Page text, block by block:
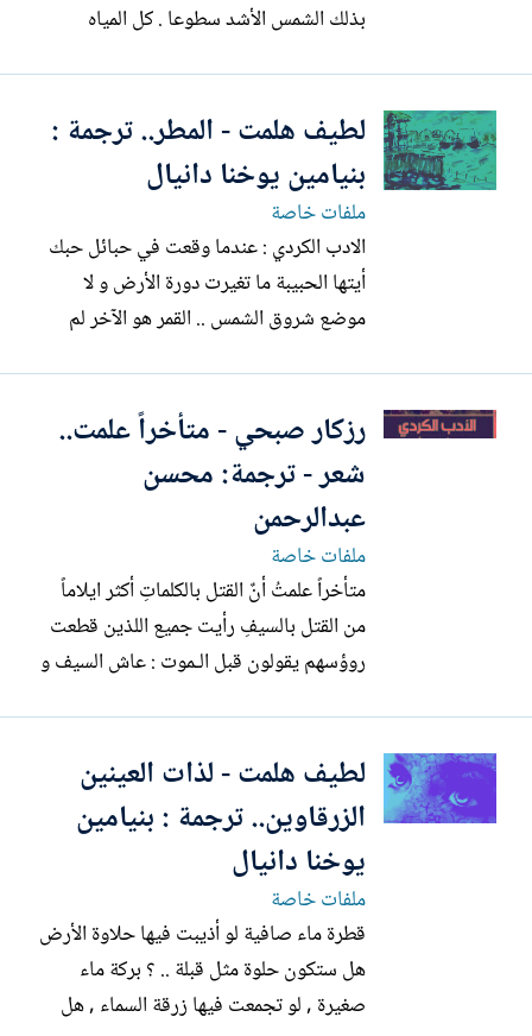
بذلك الشمس الأشد سطوعا . كل المياه
فحطمت بذلك أمتن فأس .. !! ---------------
--------- - استحصلت موافقة الشاعر الخطية
1983...
لطيف هلمت - المطر.. ترجمة :
بنيامين يوخنا دانيال
ملفات خاصة
الادب الكردي : عندما وقعت في حبائل حبك
أيتها الحبيبة ما تغيرت دورة الأرض و لا
موضع شروق الشمس .. القمر هو الآخر لم
هو يبلل فؤادي قطرة .. قطرة كغيث كله عطر
و ماء ورد و عبير , فكنت بذلك أول من
يكتشف لغة...
رزكار صبحي - متأخراً علمت..
شعر - ترجمة: محسن
عبدالرحمن
ملفات خاصة
متأخراً علمتُ أنٌ القتل بالكلماتِ أكثر ايلاماً
من القتل بالسيفِ رأيت جميع اللذين قطعت
روؤسهم يقولون قبل الـموت : عاش السيف و
صدقتم هذه الوهم المرير متأخراً علمتُ أن
لايخلد سياسي كيف لم تروا كل تلك الجثث...
لطيف هلمت - لذات العينين
الزرقاوين.. ترجمة : بنيامين
يوخنا دانيال
ملفات خاصة
قطرة ماء صافية لو أذيبت فيها حلاوة الأرض
هل ستكون حلوة مثل قبلة .. ؟ بركة ماء
صغيرة , لو تجمعت فيها زرقة السماء , هل